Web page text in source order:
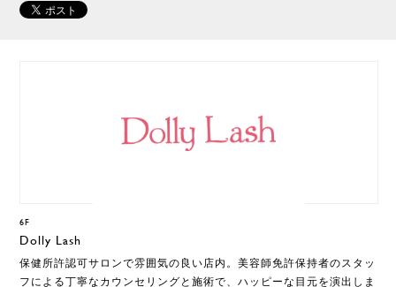
6F
Dolly Lash
保健所許認可サロンで雰囲気の良い店内。美容師免許保持者のスタッ
フによる丁寧なカウンセリングと施術で、ハッピーな目元を演出しま